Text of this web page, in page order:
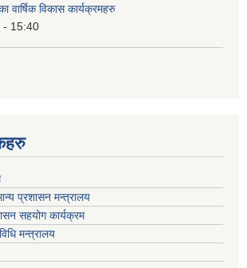
विकास कार्यक्रमहरु
- 15:40
प्रशासन मन्त्रालय
सहयोग कार्यक्रम
मन्त्रालय